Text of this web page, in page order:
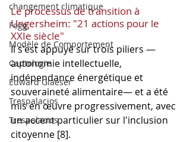
changement climatique
Fogg
Modèle de Comportement
Captologie
Edward Glaeser
Trespalacios
Trespalacios
Le processus de transition à
Ungersheim: "21 actions pour le
XXIe siècle"
Il s'est appuyé sur trois piliers —
autonomie intellectuelle,
indépendance énergétique et
souveraineté alimentaire— et a été
mis en œuvre progressivement, avec
un accent particulier sur l'inclusion
citoyenne [8].